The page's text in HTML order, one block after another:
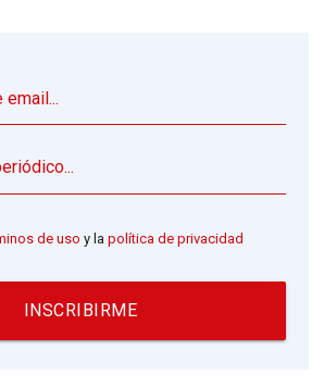
de uso y lapolítica de privacidad
INSCRIBIRME